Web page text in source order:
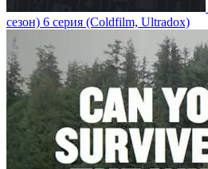
сезон) 6 серия (Coldfilm, Ultradox)